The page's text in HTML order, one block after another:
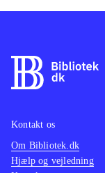
Kontakt os
Om Bibliotek.dk
Hjælp og vejledning